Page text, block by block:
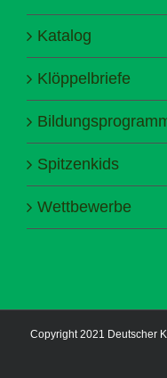
Katalog
Klöppelbriefe
Spitzenkids
Wettbewerbe
Copyright 2021 Deutscher